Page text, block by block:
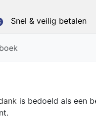
Snel & veilig betalen
is bedoeld als een